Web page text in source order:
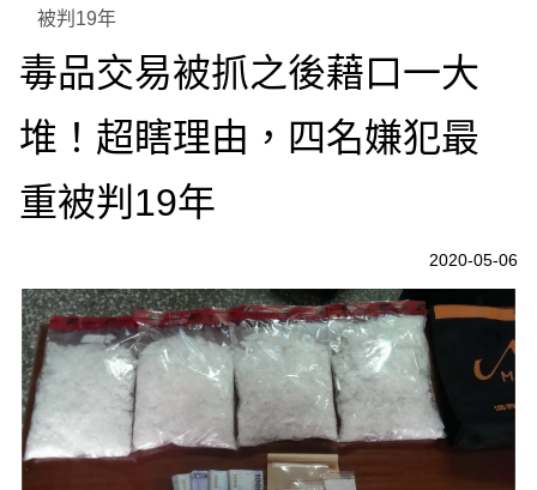
被判19年
毒品交易被抓之後藉口一大
堆！超瞎理由，四名嫌犯最
重被判19年
2020-05-06